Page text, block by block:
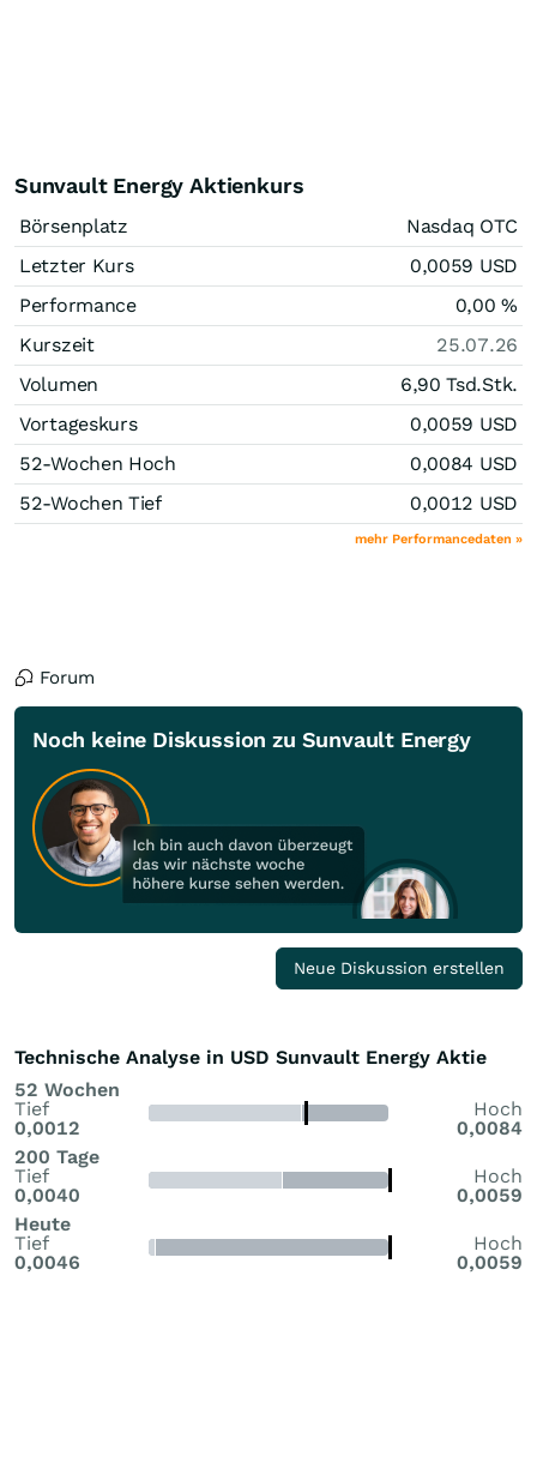
Sunvault Energy Aktienkurs
Börsenplatz
Nasdaq OTC
Letzter Kurs
0,0059 USD
Performance
0,00%
Kurszeit
25.07.26
Volumen
6,90 Tsd.Stk.
Vortageskurs
0,0059 USD
52-Wochen Hoch
0,0084 USD
52-Wochen Tief
0,0012 USD
mehr Performancedaten »
Forum
Noch keine Diskussion zu Sunvault Energy
Neue Diskussion erstellen
Technische Analyse in USD Sunvault Energy Aktie
52 Wochen
Tief
0,0012
Hoch
0,0084
200 Tage
Tief
0,0040
Hoch
0,0059
Heute
Tief
0,0046
Hoch
0,0059